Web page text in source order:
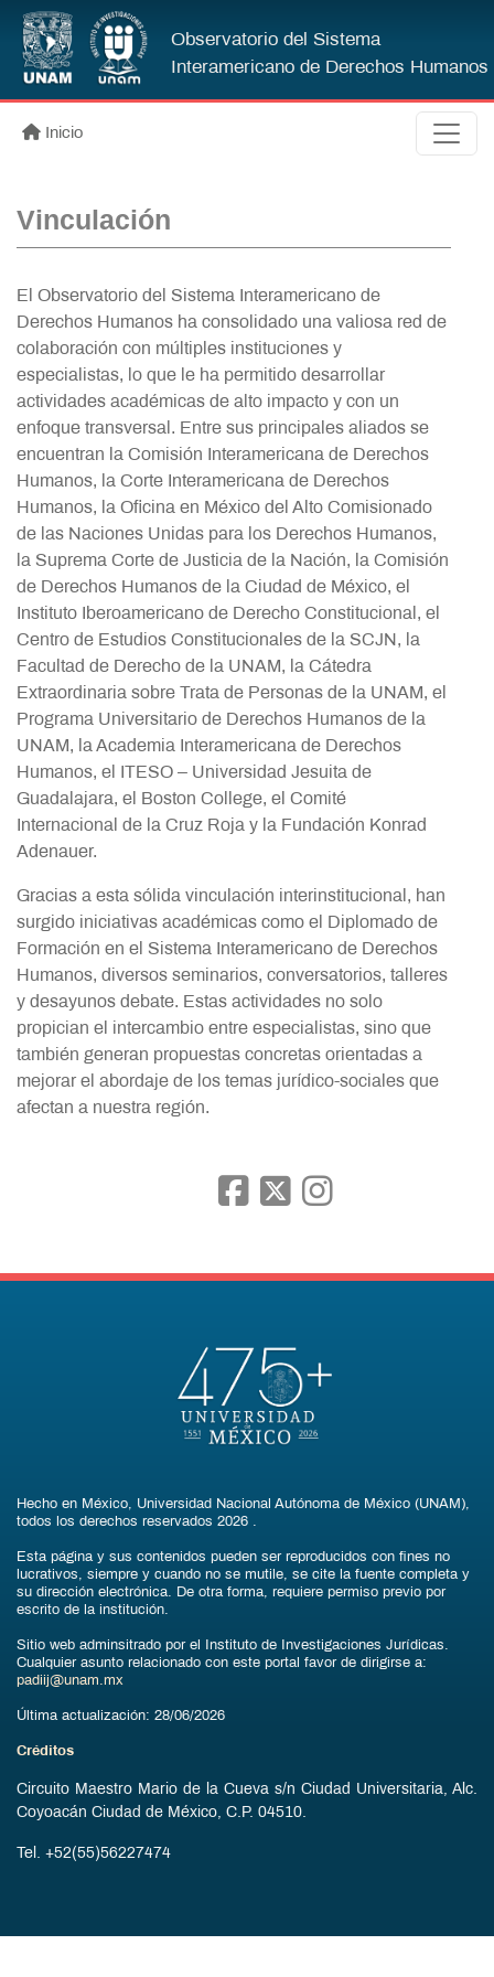
Observatorio del Sistema
Interamericano de Derechos Humanos
Inicio
Vinculación
El Observatorio del Sistema Interamericano de
Derechos Humanos ha consolidado una valiosa red de
colaboración con múltiples instituciones y
especialistas, lo que le ha permitido desarrollar
actividades académicas de alto impacto y con un
enfoque transversal. Entre sus principales aliados se
encuentran la Comisión Interamericana de Derechos
Humanos, la Corte Interamericana de Derechos
Humanos, la Oficina en México del Alto Comisionado
de las Naciones Unidas para los Derechos Humanos,
la Suprema Corte de Justicia de la Nación, la Comisión
de Derechos Humanos de la Ciudad de México, el
Instituto Iberoamericano de Derecho Constitucional, el
Centro de Estudios Constitucionales de la SCJN, la
Facultad de Derecho de la UNAM, la Cátedra
Extraordinaria sobre Trata de Personas de la UNAM, el
Programa Universitario de Derechos Humanos de la
UNAM, la Academia Interamericana de Derechos
Humanos, el ITESO – Universidad Jesuita de
Guadalajara, el Boston College, el Comité
Internacional de la Cruz Roja y la Fundación Konrad
Adenauer.
Gracias a esta sólida vinculación interinstitucional, han
surgido iniciativas académicas como el Diplomado de
Formación en el Sistema Interamericano de Derechos
Humanos, diversos seminarios, conversatorios, talleres
y desayunos debate. Estas actividades no solo
propician el intercambio entre especialistas, sino que
también generan propuestas concretas orientadas a
mejorar el abordaje de los temas jurídico-sociales que
afectan a nuestra región.
Hecho en México, Universidad Nacional Autónoma de México (UNAM),
todos los derechos reservados 2026 .
Esta página y sus contenidos pueden ser reproducidos con fines no
lucrativos, siempre y cuando no se mutile, se cite la fuente completa y
su dirección electrónica. De otra forma, requiere permiso previo por
escrito de la institución.
Sitio web adminsitrado por el Instituto de Investigaciones Jurídicas.
Cualquier asunto relacionado con este portal favor de dirigirse a:
padiij@unam.mx
Última actualización: 28/06/2026
Créditos
Circuito Maestro Mario de la Cueva s/n Ciudad Universitaria, Alc.
Coyoacán Ciudad de México, C.P. 04510.
Tel. +52(55)56227474